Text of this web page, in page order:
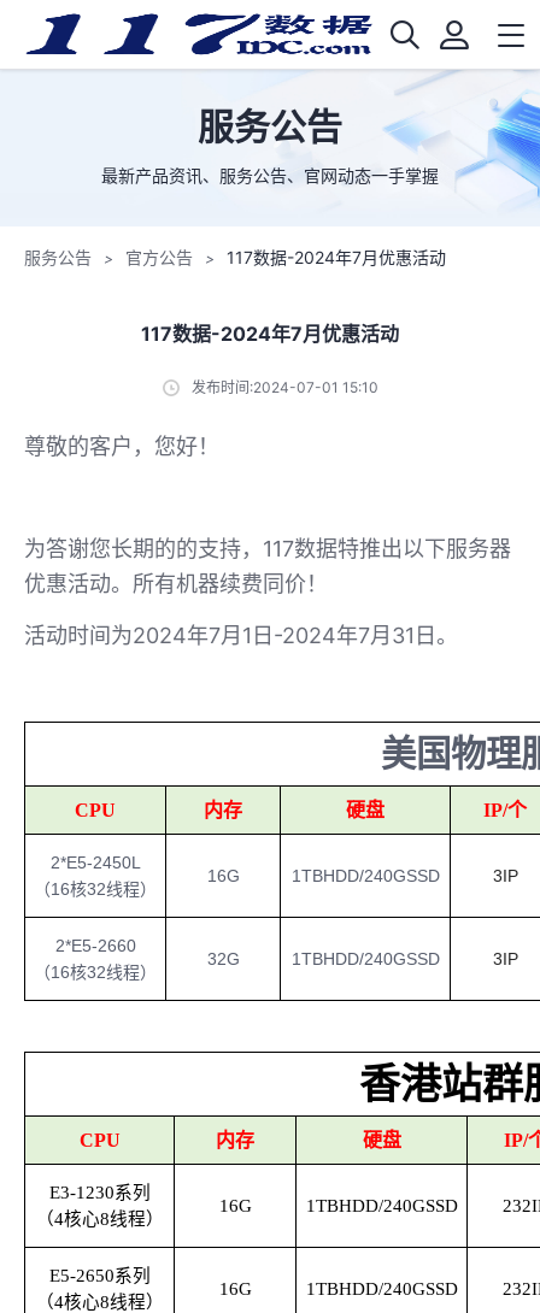
服务公告
最新产品资讯、服务公告、官网动态一手掌握
服务公告 > 官方公告 > 117数据-2024年7月优惠活动
117数据-2024年7月优惠活动
发布时间:2024-07-01 15:10
尊敬的客户，您好！
为答谢您长期的的支持，117数据特推出以下服务器
优惠活动。所有机器续费同价！
活动时间为2024年7月1日-2024年7月31日。
美国物理
CPU 内存 硬盘 IP/个
2*E5-2450L
（16核32线程）
16G 1TBHDD/240GSSD 3IP
2*E5-2660
（16核32线程）
32G 1TBHDD/240GSSD 3IP
香港站群
CPU 内存 硬盘 IP/
E3-1230系列
（4核心8线程）
16G 1TBHDD/240GSSD
E5-2650系列
（4核心8线程）
16G 1TBHDD/240GSSD